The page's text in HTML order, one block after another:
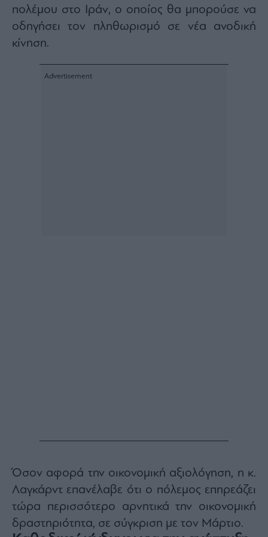
πολέμου στο Ιράν, ο οποίος θα μπορούσε να
οδηγήσει τον πληθωρισμό σε νέα ανοδική
κίνηση.
Όσον αφορά την οικονομική αξιολόγηση, η κ.
Λαγκάρντ επανέλαβε ότι ο πόλεμος επηρεάζει
τώρα περισσότερο αρνητικά την οικονομική
δραστηριότητα, σε σύγκριση με τον Μάρτιο.